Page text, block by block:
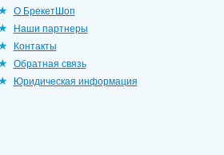
О БрекетШоп
Наши партнеры
Контакты
Обратная связь
Юридическая информация